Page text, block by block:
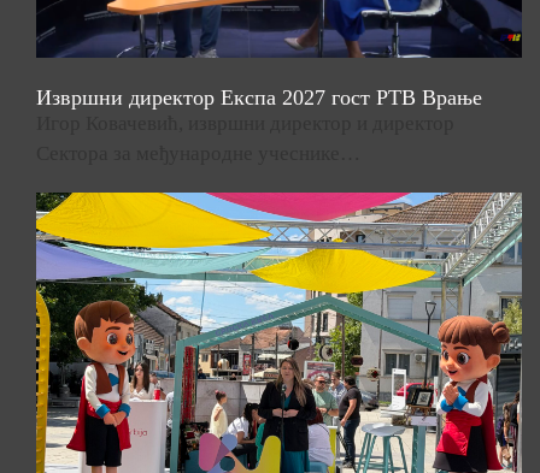
Извршни директор Експа 2027 гост РТВ Врање